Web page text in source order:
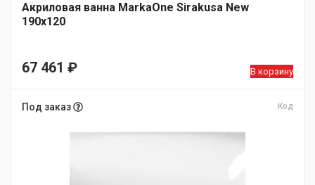
Акриловая ванна MarkaOne Sirakusa New
190х120
67 461 ₽ В корзину
Под заказ Код